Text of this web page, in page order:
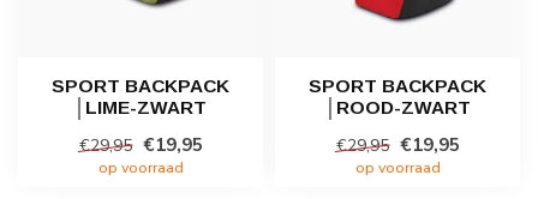
SPORT BACKPACK
│LIME-ZWART
€29,95 €19,95
op voorraad
SPORT BACKPACK
│ROOD-ZWART
€29,95 €19,95
op voorraad